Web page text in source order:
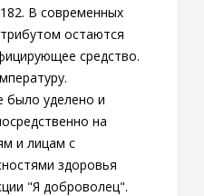
В современных
остаются
средство.
было уделено и
на
и лицам с
здоровья
"Я доброволец".